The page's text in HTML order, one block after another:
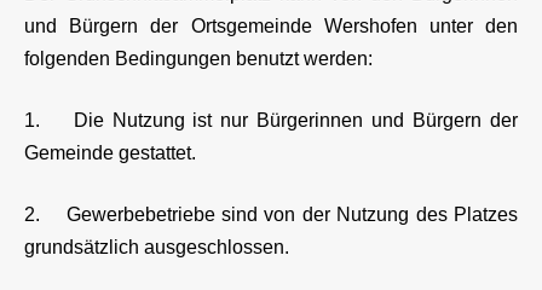
und Bürgern der Ortsgemeinde Wershofen unter den
folgenden Bedingungen benutzt werden:
1. Die Nutzung ist nur Bürgerinnen und Bürgern der
Gemeinde gestattet.
2. Gewerbebetriebe sind von der Nutzung des Platzes
grundsätzlich ausgeschlossen.